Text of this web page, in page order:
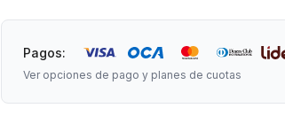
+ 16 hilos de colores (colores al azar).
+ cinta métrica.
+ tijeras.
Pagos:
Ver opciones de pago y planes de cuotas